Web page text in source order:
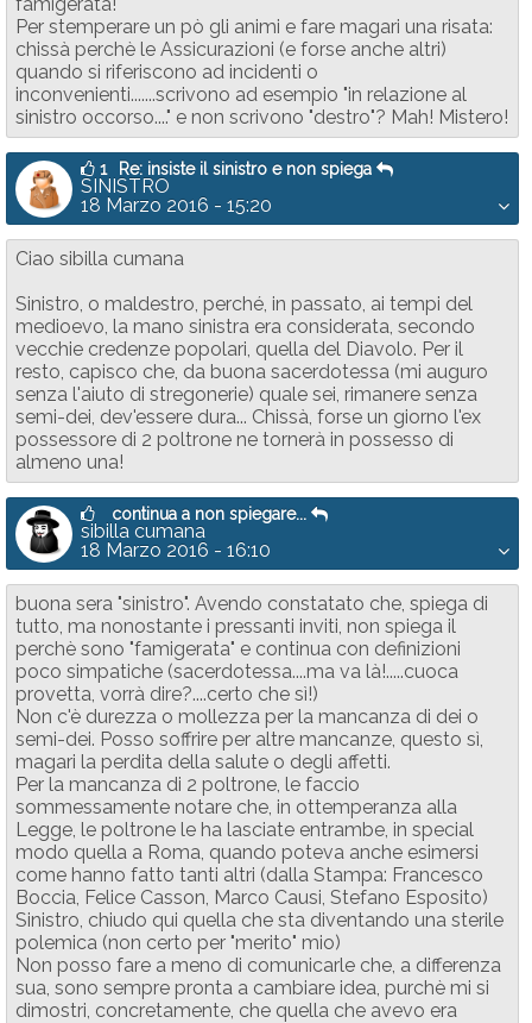
Per stemperare un pò gli animi e fare magari una risata:
chissà perchè le Assicurazioni (e forse anche altri)
quando si riferiscono ad incidenti o
inconvenienti.......scrivono ad esempio "in relazione al
sinistro occorso...." e non scrivono "destro"? Mah! Mistero!
1 Re: insiste il sinistro e non spiega
SINISTRO
18 Marzo 2016 - 15:20
Ciao sibilla cumana
Sinistro, o maldestro, perché, in passato, ai tempi del
medioevo, la mano sinistra era considerata, secondo
vecchie credenze popolari, quella del Diavolo. Per il
resto, capisco che, da buona sacerdotessa (mi auguro
senza l'aiuto di stregonerie) quale sei, rimanere senza
semi-dei, dev'essere dura... Chissà, forse un giorno l'ex
possessore di 2 poltrone ne tornerà in possesso di
almeno una!
continua a non spiegare...
sibilla cumana
18 Marzo 2016 - 16:10
buona sera "sinistro". Avendo constatato che, spiega di
tutto, ma nonostante i pressanti inviti, non spiega il
perchè sono "famigerata" e continua con definizioni
poco simpatiche (sacerdotessa....ma va là!.....cuoca
provetta, vorrà dire?....certo che sì!)
Non c'è durezza o mollezza per la mancanza di dei o
semi-dei. Posso soffrire per altre mancanze, questo sì,
magari la perdita della salute o degli affetti.
Per la mancanza di 2 poltrone, le faccio
sommessamente notare che, in ottemperanza alla
Legge, le poltrone le ha lasciate entrambe, in special
modo quella a Roma, quando poteva anche esimersi
come hanno fatto tanti altri (dalla Stampa: Francesco
Boccia, Felice Casson, Marco Causi, Stefano Esposito)
Sinistro, chiudo qui quella che sta diventando una sterile
polemica (non certo per "merito" mio)
Non posso fare a meno di comunicarle che, a differenza
sua, sono sempre pronta a cambiare idea, purchè mi si
dimostri, concretamente, che quella che avevo era